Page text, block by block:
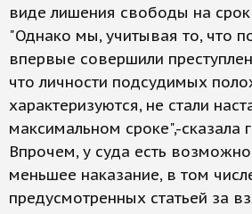
виде лишения свободы на срок
"Однако мы, учитывая то, что
впервые совершили
что личности подсудимых
характеризуются, не стали
максимальном сроке",-сказала
Впрочем, у суда есть
меньшее наказание, в том
предусмотренных статьей за